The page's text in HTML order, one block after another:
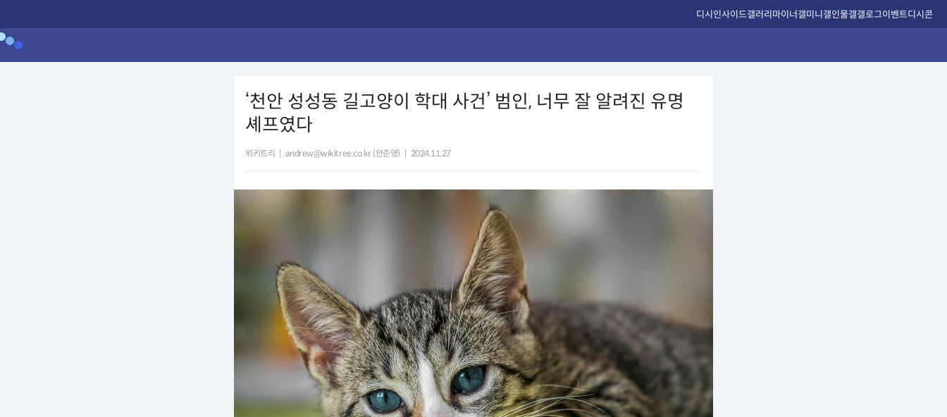
디시인사이드갤러리마이너갤미니갤인물갤갤로그이벤트디시콘
‘천안 성성동 길고양이 학대 사건’ 범인, 너무 잘 알려진 유명
셰프였다
위키트리 andrew@wikitree.co.kr (안준영) 2024.11.27